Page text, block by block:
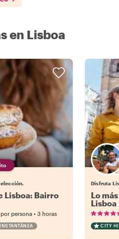
en Lisboa
Lisboa: Bairro
por persona • 3 horas
Disfruta
Lo
Lisboa
CITY